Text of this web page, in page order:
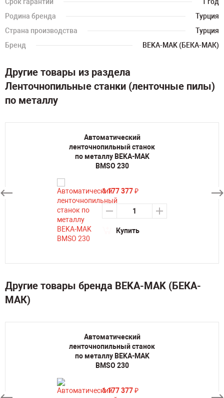
Родина бренда
Турция
Страна производства
Турция
Бренд
BEKA-MAK (БЕКА-МАК)
Другие товары из раздела
Ленточнопильные станки (ленточные пилы)
по металлу
Автоматический
ленточнопильный станок
по металлу BEKA-MAK
BMSO 230
1 177 377₽
Купить
Другие товары бренда BEKA-MAK (БЕКА-
МАК)
Автоматический
ленточнопильный станок
по металлу BEKA-MAK
BMSO 230
1 177 377₽